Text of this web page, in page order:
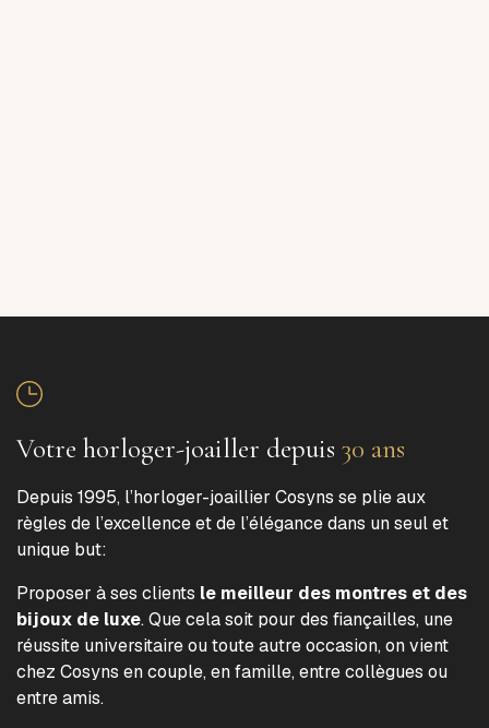
Votre horloger-joailler depuis 30 ans
Depuis 1995, l’horloger-joaillier Cosyns se plie aux
règles de l’excellence et de l’élégance dans un seul et
unique but:
Proposer à ses clients le meilleur des montres et des
bijoux de luxe. Que cela soit pour des fiançailles, une
réussite universitaire ou toute autre occasion, on vient
chez Cosyns en couple, en famille, entre collègues ou
entre amis.